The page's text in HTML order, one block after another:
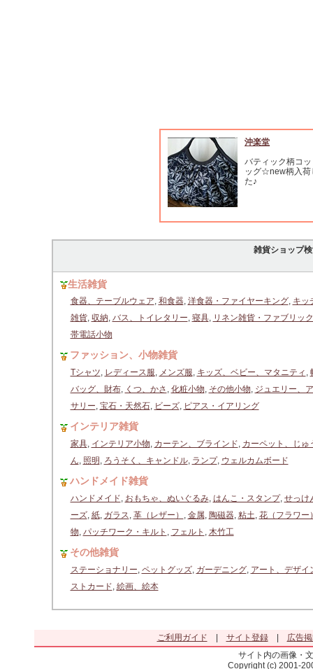
沖楽堂
バティック柄コ
ッグ☆new柄入荷
た♪
雑貨ショップ
生活雑貨
食器、テーブルウェア, 和食器, 洋食器・ファイヤーキング, キッ
雑貨, 収納, バス、トイレタリー, 寝具, リネン雑貨・ファブリック
帯電話小物
ファッション、小物雑貨
Tシャツ, レディース服, メンズ服, キッズ、ベビー、マタニティ ,
バッグ、財布, くつ、かさ , 化粧小物, その他小物, ジュエリー、
サリー, 宝石・天然石, ビーズ, ピアス・イアリング
インテリア雑貨
家具, インテリア小物, カーテン、ブラインド, カーペット、じゅ
ん, 照明 , ろうそく、キャンドル, ランプ, ウェルカムボード
ハンドメイド雑貨
ハンドメイド, おもちゃ、ぬいぐるみ, はんこ・スタンプ, せっけ
ーズ, 紙, ガラス, 革（レザー） , 金属, 陶磁器, 粘土, 花（フラワー
物, パッチワーク・キルト , フェルト , 木竹工
その他雑貨
ステーショナリー, ペットグッズ, ガーデニング, アート、デザイ
ストカード, 絵画、絵本
ご利用ガイド サイト登録|
広告
サイト内の画像・
Copyright (c) 2001-